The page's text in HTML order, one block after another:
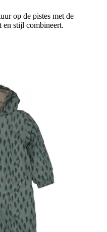
op de pistes met de
stijl combineert.